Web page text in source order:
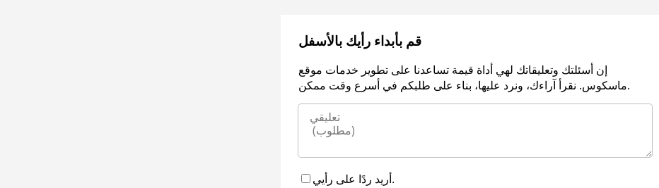
قم بأبداء رأيك بالأسفل
إن أسئلتك وتعليقاتك لهي أداة قيمة تساعدنا على تطوير خدمات موقع
ماسكوس. نقرأ آراءك، ونرد عليها، بناء على طلبكم في أسرع وقت ممكن.
أريد ردًا على رأيي.